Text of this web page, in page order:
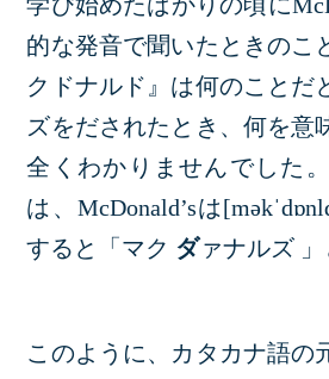
学び始めたばかりの頃に
的な発音で聞いたときのこ
クドナルド』は何のことだ
ズをだされたとき、何を意
全くわかりませんでした
は、McDonald’sは
すると「マク ダァナルズ 」
このように、カタカナ語の